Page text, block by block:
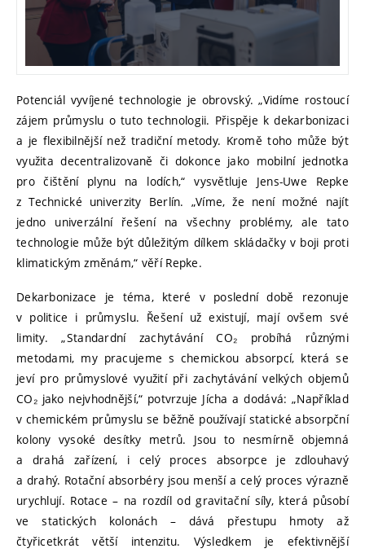
Potenciál vyvíjené technologie je obrovský. „Vidíme rostoucí
zájem průmyslu o tuto technologii. Přispěje k dekarbonizaci
a je flexibilnější než tradiční metody. Kromě toho může být
využita decentralizovaně či dokonce jako mobilní jednotka
pro čištění plynu na lodích,“ vysvětluje Jens-Uwe Repke
z Technické univerzity Berlín. „Víme, že není možné najít
jedno univerzální řešení na všechny problémy, ale tato
technologie může být důležitým dílkem skládačky v boji proti
klimatickým změnám,“ věří Repke.
Dekarbonizace je téma, které v poslední době rezonuje
v politice i průmyslu. Řešení už existují, mají ovšem své
limity. „Standardní zachytávání CO₂ probíhá různými
metodami, my pracujeme s chemickou absorpcí, která se
jeví pro průmyslové využití při zachytávání velkých objemů
CO₂ jako nejvhodnější,“ potvrzuje Jícha a dodává: „Například
v chemickém průmyslu se běžně používají statické absorpční
kolony vysoké desítky metrů. Jsou to nesmírně objemná
a drahá zařízení, i celý proces absorpce je zdlouhavý
a drahý. Rotační absorbéry jsou menší a celý proces výrazně
urychlují. Rotace – na rozdíl od gravitační síly, která působí
ve statických kolonách – dává přestupu hmoty až
čtyřicetkrát větší intenzitu. Výsledkem je efektivnější